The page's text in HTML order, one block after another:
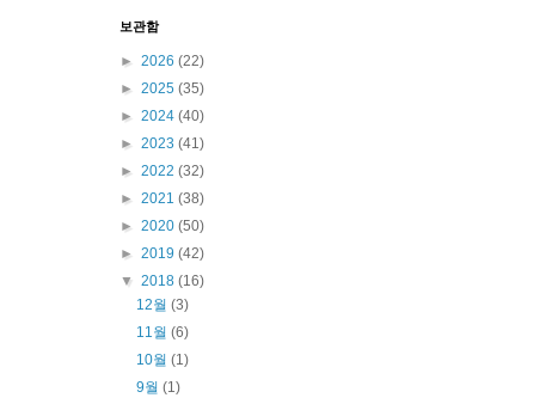
보관함
► 2026 (22)
► 2025 (35)
► 2024 (40)
► 2023 (41)
► 2022 (32)
► 2021 (38)
► 2020 (50)
► 2019 (42)
▼ 2018 (16)
12월(3)
11월(6)
10월(1)
9월(1)